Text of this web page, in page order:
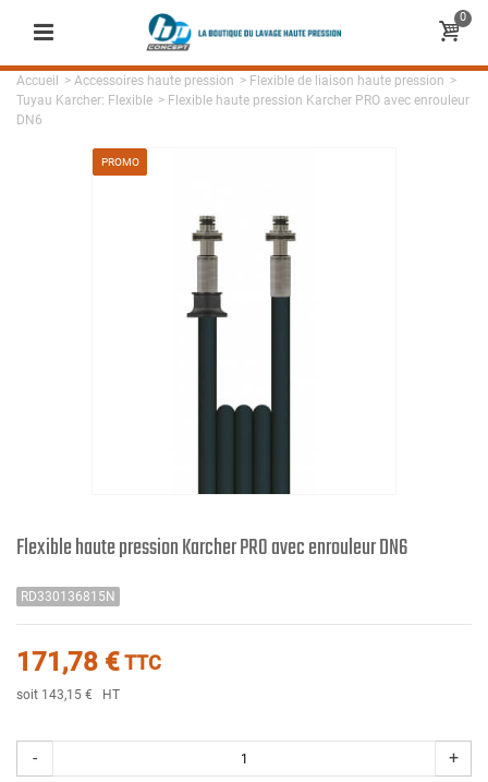
0
Accueil > Accessoires haute pression > Flexible de liaison haute pression >
Tuyau Karcher: Flexible > Flexible haute pression Karcher PRO avec enrouleur
DN6
PROMO
Flexible haute pression Karcher PRO avec enrouleur DN6
RD330136815N
171,78 €TTC
soit 143,15 € HT
- +